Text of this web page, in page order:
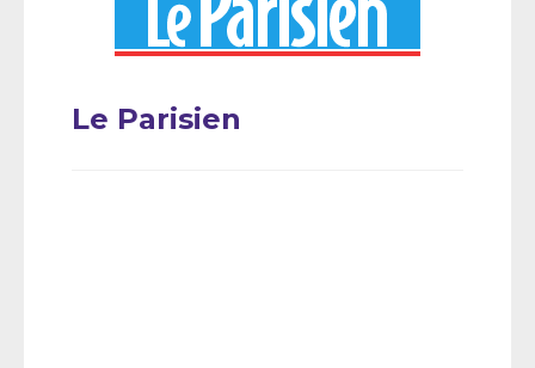
Le Parisien